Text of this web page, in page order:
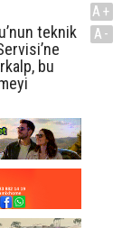
teknik
bu
A+
A-